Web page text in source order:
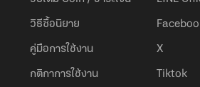
วิธีซื้อนิยาย
คู่มือการใช้งาน
กติกาการใช้งาน
X
Tiktok